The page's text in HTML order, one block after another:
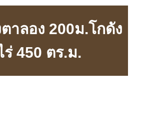
าลอง 200ม.โกดัง
450 ตร.ม.